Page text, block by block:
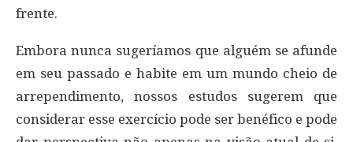
frente.
Embora nunca sugeríamos que alguém se afunde
em seu passado e habite em um mundo cheio de
arrependimento, nossos estudos sugerem que
considerar esse exercício pode ser benéfico e pode